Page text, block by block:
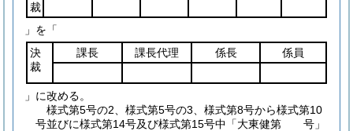
裁
」を「
決
裁
課長 課長代理 係長 係員
」に改める。
様式第5号の2、様式第5号の3、様式第8号から様式第10
号並びに様式第14号及び様式第15号中「大東健第 号」